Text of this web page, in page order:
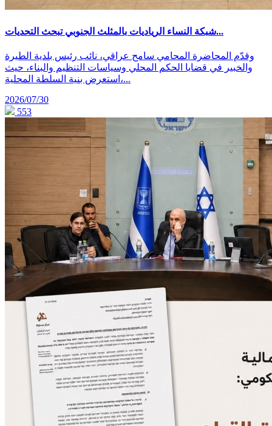
شبكة النساء الرياديات بالمثلث الجنوبي تبحث التحديات...
وقدّم المحاضرة المحامي سامح عراقي، نائب رئيس بلدية الطيرة
والخبير في قضايا الحكم المحلي وسياسات التنظيم والبناء، حيث
استعرض بنية السلطة المحلية،...
2026/07/30
553